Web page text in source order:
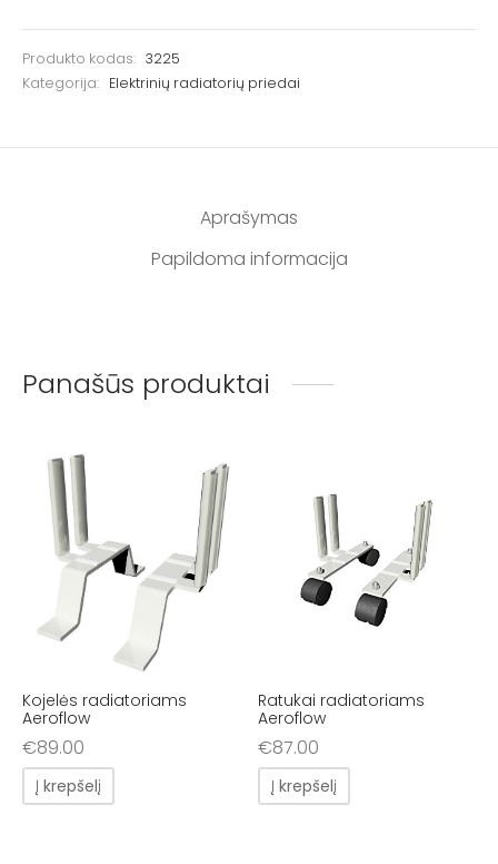
Produkto kodas: 3225
Kategorija: Elektrinių radiatorių priedai
Aprašymas
Papildoma informacija
Panašūs produktai
Kojelės radiatoriams
Aeroflow
€89.00
Į krepšelį
Ratukai radiatoriams
Aeroflow
€87.00
Į krepšelį